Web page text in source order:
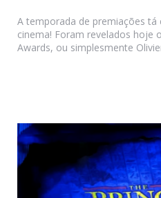
A temporada de premiações
cinema! Foram revelados hoje
Awards, ou simplesmente